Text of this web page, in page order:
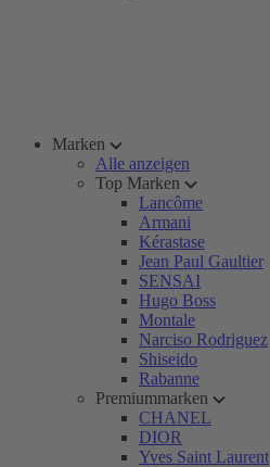
Marken
Alle anzeigen
Top Marken
Lancôme
Armani
Kérastase
Jean Paul Gaultier
SENSAI
Hugo Boss
Montale
Narciso Rodriguez
Shiseido
Rabanne
Premiummarken
CHANEL
DIOR
Yves Saint Laurent